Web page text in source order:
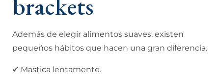
Además de elegir alimentos suaves, existen
pequeños hábitos que hacen una gran diferencia.
✔ Mastica lentamente.